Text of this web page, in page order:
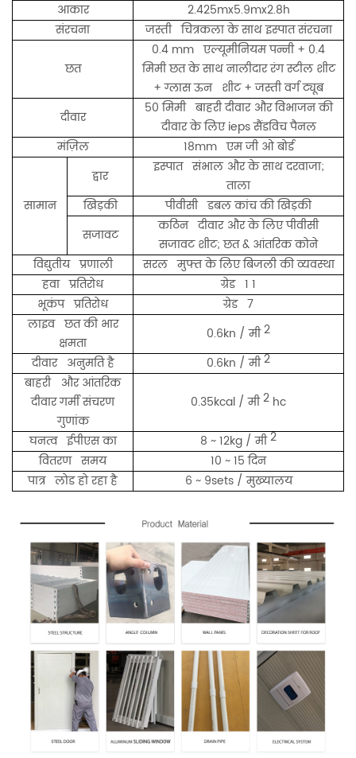
आकार
2.425mx5.9mx2.8h
संरचना
जस्ती चित्रकला के साथ इस्पात संरचना
छत
0.4 mm एल्यूमीनियम पन्नी + 0.4
मिमी छत के साथ नालीदार रंग स्टील शीट
+ ग्लास ऊन शीट + जस्ती वर्ग ट्यूब
दीवार
50 मिमी बाहरी दीवार और विभाजन की
दीवार के लिए ieps सैंडविच पैनल
मंज़िल
18mm एम जी ओ बोर्ड
सामान
द्वार
इस्पात संभाल और के साथ दरवाजा;
ताला
खिड़की
पीवीसी डबल कांच की खिड़की
सजावट
कठिन दीवार और के लिए पीवीसी
सजावट शीट; छत & आंतरिक कोने
विद्युतीय प्रणाली
सरल मुफ्त के लिए बिजली की व्यवस्था
हवा प्रतिरोध
ग्रेड 1 1
भूकंप प्रतिरोध
ग्रेड 7
लाइव छत की भार
क्षमता
0.6kn / मी2
दीवार अनुमति है
0.6kn / मी2
बाहरी और आंतरिक
दीवार गर्मी संचरण
गुणांक
0.35kcal / मी2 hc
घनत्व ईपीएस का 8 ~ 12kg / मी2
वितरण समय
10 ~ 15 दिन
पात्र लोड हो रहा है
6 ~ 9sets / मुख्यालय